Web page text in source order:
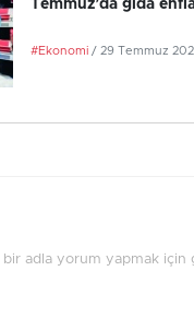
Temmuz’da gıda
#Ekonomi / 29 Temmuz
bir adla yorum yapmak